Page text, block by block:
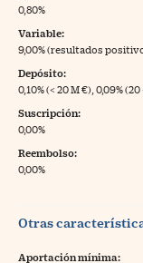
0,80%
Variable:
9,00% (resultados
Depósito:
0,10% (< 20 M €), 0,09%
Suscripción:
0,00%
Reembolso:
0,00%
Otras
Aportación mínima: